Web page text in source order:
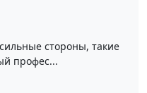
стороны, такие
профес...